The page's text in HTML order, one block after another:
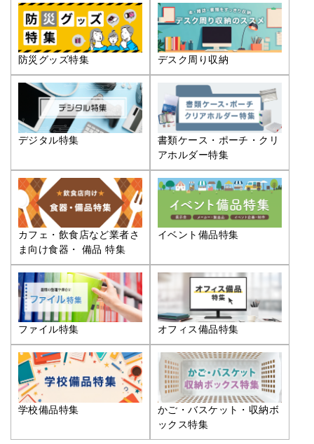
防災グッズ特集 デスク周り収納
デジタル特集
書類ケース・ポーチ・クリ
アホルダー特集
カフェ・飲食店など業者さ
ま向け食器・ 備品 特集
イベント備品特集
ファイル特集 オフィス備品特集
学校備品特集
かご・バスケット・収納ボ
ックス特集